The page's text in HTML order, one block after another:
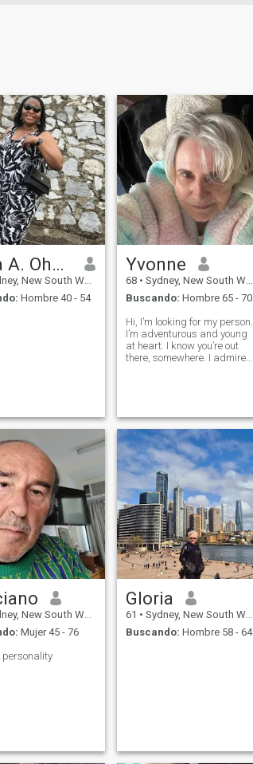
Nora A. Ohale
New South Wales, Australia
Hombre 40 - 54
Yvonne
68 • Sydney, New South Wales, Australia
Buscando: Hombre 65 - 70
Hi, I’m looking for my person.
I’m adventurous and young
at heart. I know you’re out
there, somewhere. I admire
New South Wales, Australia
Mujer 45 - 76
personality
Gloria
61 • Sydney, New South Wales, Australia
Buscando: Hombre 58 - 64